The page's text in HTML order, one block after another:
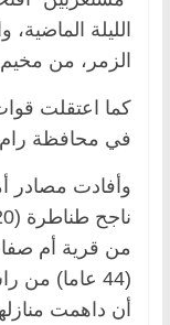
الليلة
الزمر، من
كما اعتقلت قوات
في محافظة رام
وأفادت مصادر
من قرية أم
(44 عاما)
أن داهمت